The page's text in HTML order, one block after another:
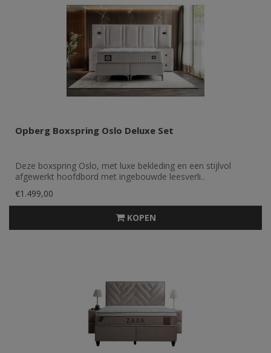
Opberg Boxspring Oslo Deluxe Set
Deze boxspring Oslo, met luxe bekleding en een stijlvol
afgewerkt hoofdbord met ingebouwde leesverli..
€1.499,00
KOPEN